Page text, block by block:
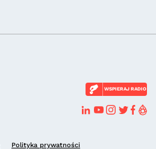
WSPIERAJ RADIO
Polityka prywatności